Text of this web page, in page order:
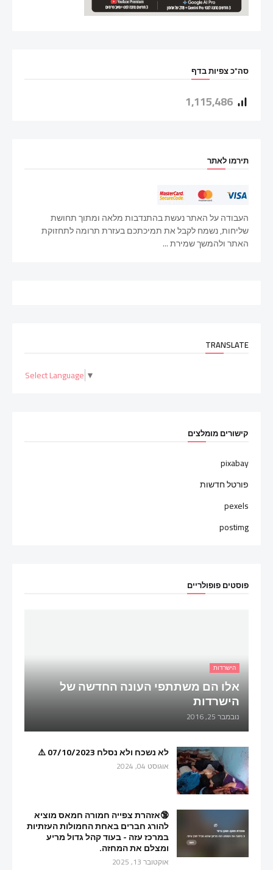
סה"כ צפיות בדף
1,115,486
תירמו לאתר
העבודה על האתר נעשת בהתנדבות מלאה ומתוך תחושת
שליחות, נשמח לקבל את תמיכתכם בעזרת תרומה לתחזוקת
האתר ולהמשך שמירת ...
TRANSLATE
Select Language ▼
קישורים מומלצים
pixabay
פורטל חדשות
pexels
postimg
פוסטים פופולריים
הישרדות
אלו הם משתתפי העונה החדשה של
הישרדות
נובמבר 25, 2016
לא נשכח ולא נסלח 07/10/2023 ⚠️
אוגוסט 04, 2024
🔞אזהרת צפייה חמורה חמאס מוציא
להורג חברים באחת החמולות העזתיות
במרכז עזה - בעוד קהל גדול מריע
ומצלם את המחזה.
אוקטובר 13, 2025